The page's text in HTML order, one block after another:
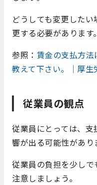
どうしても変更した
更する必要があります。
参照： 賃金の支払方
教えて下さい。｜厚生
従業員の観点
従業員にとっては、
響が出る可能性があり
従業員の負担を少し
注意しましょう。